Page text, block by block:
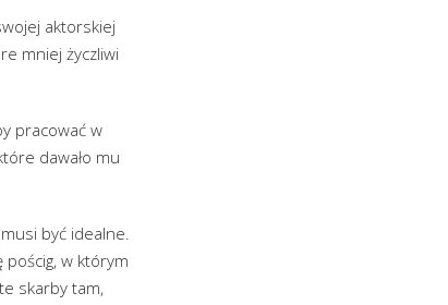
aktorskiej
mniej życzliwi
pracować w
dawało mu
być idealne.
w którym
skarby tam,